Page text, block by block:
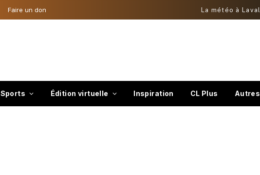
Faire un don La météo à Laval
Sports Édition virtuelle Inspiration CL Plus Autres